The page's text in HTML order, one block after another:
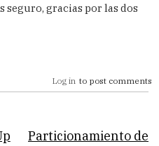
gracias por las dos
Log in to post comments
Particionamiento de